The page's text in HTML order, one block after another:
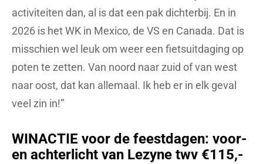
activiteiten dan, al is dat een pak dichterbij. En in
2026 is het WK in Mexico, de VS en Canada. Dat is
misschien wel leuk om weer een fietsuitdaging op
poten te zetten. Van noord naar zuid of van west
naar oost, dat kan allemaal. Ik heb er in elk geval
veel zin in!”
WINACTIE voor de feestdagen: voor-
en achterlicht van Lezyne twv €115,-